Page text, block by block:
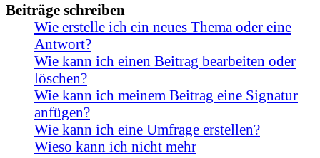
Beiträge schreiben
Wie erstelle ich ein neues Thema oder eine
Antwort?
Wie kann ich einen Beitrag bearbeiten oder
löschen?
Wie kann ich meinem Beitrag eine Signatur
anfügen?
Wie kann ich eine Umfrage erstellen?
Wieso kann ich nicht mehr